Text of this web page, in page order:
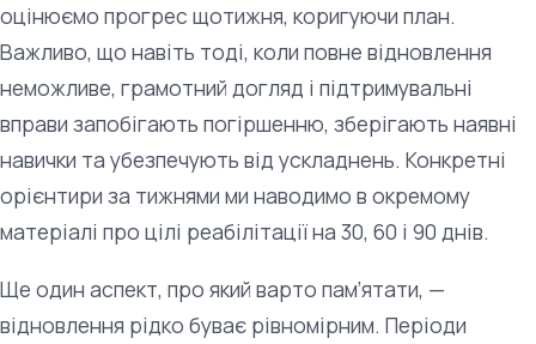
оцінюємо прогрес щотижня, коригуючи план.
Важливо, що навіть тоді, коли повне відновлення
неможливе, грамотний догляд і підтримувальні
вправи запобігають погіршенню, зберігають наявні
навички та убезпечують від ускладнень. Конкретні
орієнтири за тижнями ми наводимо в окремому
матеріалі про цілі реабілітації на 30, 60 і 90 днів.
Ще один аспект, про який варто пам’ятати, —
відновлення рідко буває рівномірним. Періоди